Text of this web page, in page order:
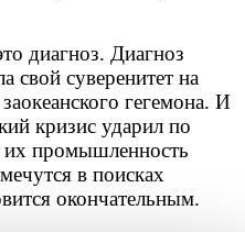
диагноз. Диагноз
свой суверенитет на
гегемона. И
кризис ударил по
их промышленность
в поисках
окончательным.